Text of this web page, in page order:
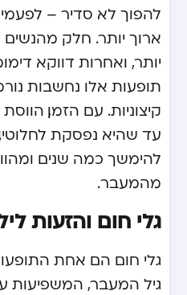
להפוך לא סדיר –
ארוך יותר. חלק מהנשים
יותר, ואחרות דווקא
תופעות אלו נחשבות
קיצוניות. עם הזמן,
עד שהיא נפסקת
להימשך כמה שנים
מהמעבר.
גלי חום והזעות
גלי חום הם אחת